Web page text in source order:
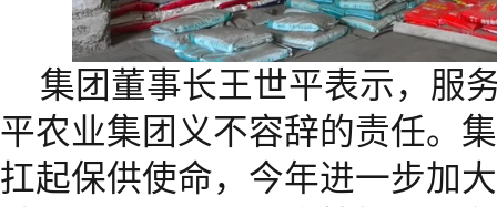
集团董事长王世平表示，服
平农业集团义不容辞的责任。
扛起保供使命，今年进一步加